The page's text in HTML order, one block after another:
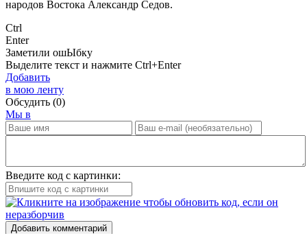
народов Востока Александр Седов.
Ctrl
Enter
Заметили ошЫбку
Выделите текст и нажмите Ctrl+Enter
Добавить
в мою ленту
Обсудить (0)
Мы в
Введите код с картинки:
Добавить комментарий